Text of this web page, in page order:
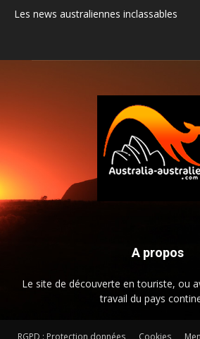
Les news australiennes inclassables
A propos
Le site de découverte en touriste, ou
travail du pays
RGPD : Protection données Cookies